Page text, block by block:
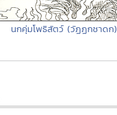
นกคุ่มโพธิสัตว์ (วัฏฏกชาดก)